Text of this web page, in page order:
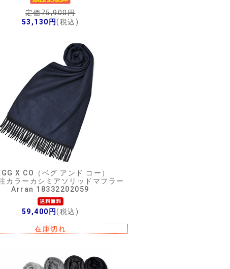
定価75,900円
53,130円(税込)
X CO（ベグ アンド コー）
カラーカシミアソリッドマフラー
Arran 18332202059
59,400円(税込)
在庫切れ